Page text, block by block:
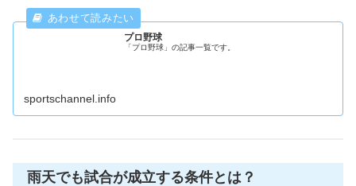
プロ野球
「プロ野球」の記事一覧です。
sportschannel.info
雨天でも試合が成立する条件とは？